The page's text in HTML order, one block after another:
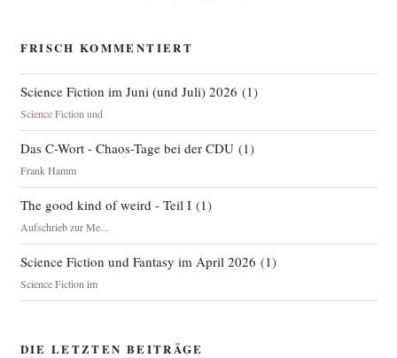
FRISCH KOMMENTIERT
Science Fiction im Juni (und Juli) 2026 (1)
Science Fiction und
Das C-Wort - Chaos-Tage bei der CDU(1)
Frank Hamm
The good kind of weird - Teil I(1)
Aufschrieb zur Me...
Science Fiction und Fantasy im April 2026 (1)
Science Fiction im
DIE LETZTEN BEITRÄGE